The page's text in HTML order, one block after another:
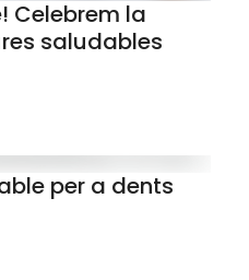
Celebrem la
saludables
per a dents